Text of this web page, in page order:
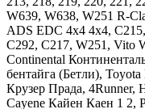
W639, W638, W251 R-
ADS EDC 4x4 4х4,
C292, C217, W251, Vito
Continental
бентайга (Бетли), Toyota
Крузер Прада, 4Runner,
Cayene Кайен Каен 1 2,